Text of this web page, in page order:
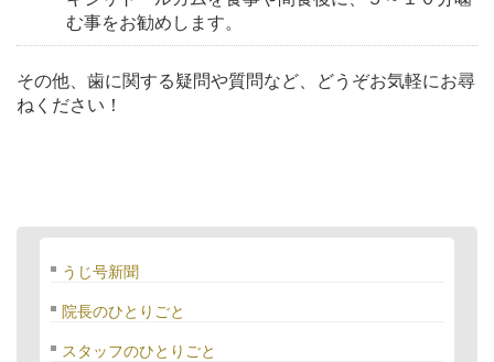
む事をお勧めします。
その他、歯に関する疑問や質問など、どうぞお気軽にお尋
ねください！
うじ号新聞
院長のひとりごと
スタッフのひとりごと